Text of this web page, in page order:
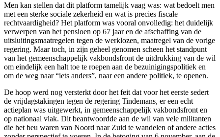
Men kan stellen dat dit platform tamelijk vaag was: wat bedoelt men
met een sterke sociale zekerheid en wat is precies fiscale
rechtvaardigheid? Het platform was vooral onvolledig: het duidelijk
verwerpen van het pensioen op 67 jaar en de afschaffing van de
uitsluitingsmaatregelen tegen de werklozen, maatregel van de vorige
regering. Maar toch, in zijn geheel genomen scheen het standpunt
van het gemeenschappelijk vakbondsfront de uitdrukking van de wil
om eindelijk een halt toe te roepen aan de bezuinigingspolitiek en
om de weg naar “iets anders”, naar een andere politiek, te openen.
De hoop werd nog versterkt door het feit dat voor het eerste sedert
de vrijdagstakingen tegen de regering Tindemans, er een echt
actieplan was uitgewerkt, in gemeenschappelijk vakbondsfront en
op nationaal vlak. Dit beantwoordde aan de wil van vele militanten
die het beu waren van Noord naar Zuid te wandelen of andere acties